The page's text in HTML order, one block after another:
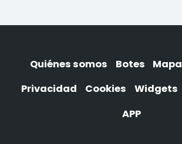
Quiénes somos Botes Mapa
Privacidad
Cookies Widgets
APP